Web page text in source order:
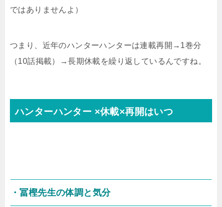
ではありませんよ）
つまり、近年のハンターハンターは連載再開 →1巻分
（10話掲載） →長期休載を繰り返しているんですね。
ハンターハンター ×休載×再開はいつ
・冨樫先生の体調と気分